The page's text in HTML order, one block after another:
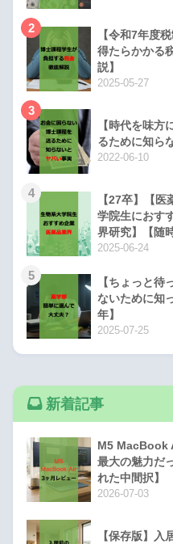
2
【令和7年度
得たらかかる
説】
2025-05-27
3
【時代を味方
るために知ら
2022-06-10
4
【27卒】【
学院生におす
界研究】【随
2025-06-24
5
【ちょっと待
ないために知
年】
2025-07-25
新着記事
M5 MacBook
最大の魅力だ
れた中間択】
2026-07-03
【保存版】入